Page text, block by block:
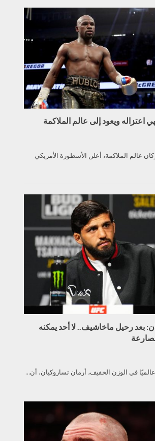
اعتزاله ويعود إلى عالم الملاكمة
عالم الملاكمة، أعلن الأسطورة الأمريكي
بعد رحيل ماخاشيف.. لا أحد يمكنه
في الوزن الخفيف، أرمان تساروكيان، أن...